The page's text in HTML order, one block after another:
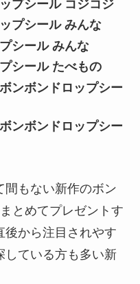
プシール コジコジ
プシール みんな
シール みんな
シール たべもの
ンボンドロップシー
ンボンドロップシー
間もない新作のボン
とめてプレゼントす
後から注目されやす
している方も多い新